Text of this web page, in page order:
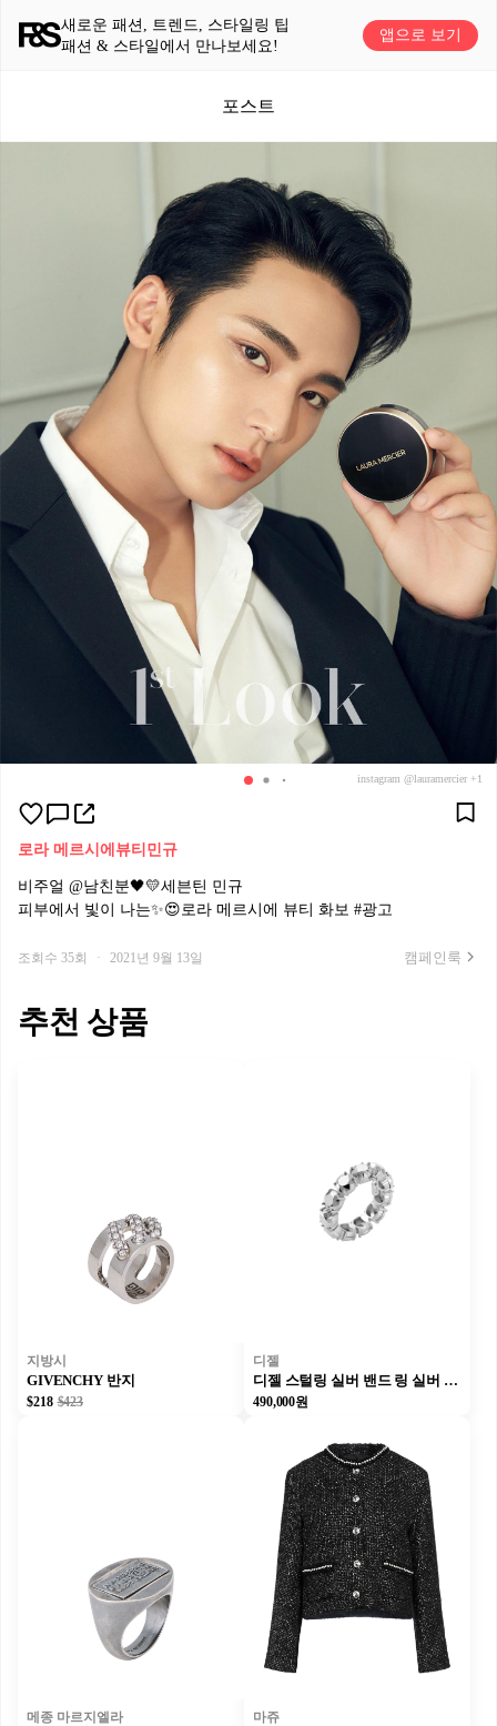
새로운 패션, 트렌드, 스타일링 팁
패션 & 스타일에서 만나보세요!
앱으로 보기
포스트
instagram @lauramercier +1
로라 메르시에 뷰티 민규
비주얼 @남친분🖤💛세븐틴 민규
피부에서 빛이 나는✨😍로라 메르시에 뷰티 화보 #광고
조회수 35회 · 2021년 9월 13일 캠페인룩
추천 상품
지방시
GIVENCHY 반지
$218 $423
디젤
디젤 스털링 실버 밴드 링 실버 유니섹스
490,000원
메종 마르지엘라 마쥬